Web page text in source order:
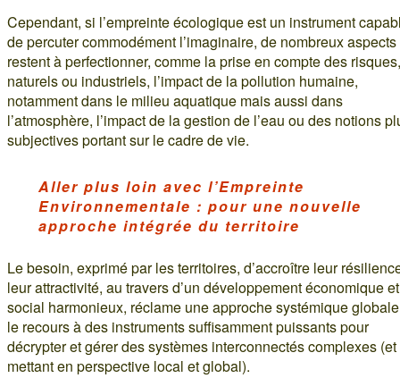
Cependant, si l’empreinte écologique est un instrument
de percuter commodément l’imaginaire, de nombreux aspects
restent à perfectionner, comme la prise en compte des risques,
naturels ou industriels, l’impact de la pollution humaine,
notamment dans le milieu aquatique mais aussi dans
l’atmosphère, l’impact de la gestion de l’eau ou des notions
subjectives portant sur le cadre de vie.
Aller plus loin avec l’Empreinte
Environnementale : pour une nouvelle
approche intégrée du territoire
Le besoin, exprimé par les territoires, d’accroître leur
leur attractivité, au travers d’un développement économique et
social harmonieux, réclame une approche systémique
le recours à des instruments suffisamment puissants pour
décrypter et gérer des systèmes interconnectés complexes (et
mettant en perspective local et global).